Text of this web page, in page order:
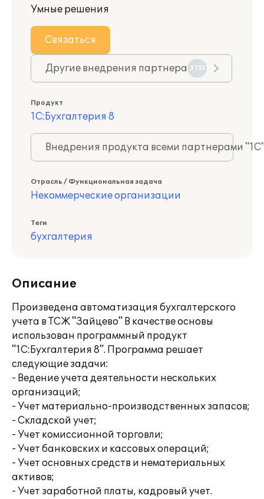
Умные решения
Связаться
Другие внедрения партнера 3751
Продукт
1С:Бухгалтерия 8
Внедрения продукта всеми партнерами
Отрасль / Функциональная задача
Некоммерческие организации
Теги
бухгалтерия
Описание
Произведена автоматизация бухгалтерского
учета в ТСЖ "Зайцево" В качестве основы
использован программный продукт
"1С:Бухгалтерия 8". Программа решает
следующие задачи:
- Ведение учета деятельности нескольких
организаций;
- Учет материально-производственных запасов;
- Складской учет;
- Учет комиссионной торговли;
- Учет банковских и кассовых операций;
- Учет основных средств и нематериальных
активов;
- Учет заработной платы, кадровый учет.